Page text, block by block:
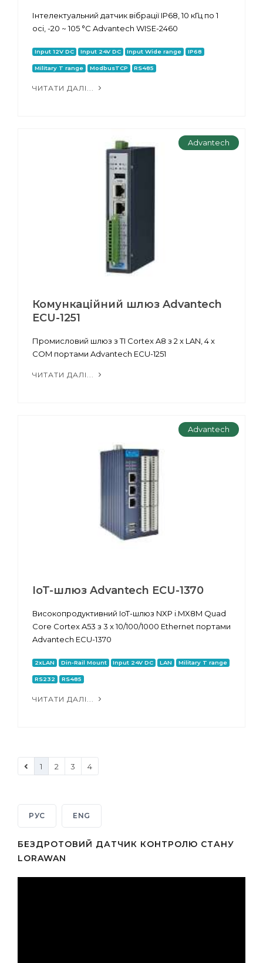
Інтелектуальний датчик вібрації IP68, 10 кГц по 1
осі, -20 ~ 105 °C Advantech WISE-2460
Input 12V DC Input 24V DC Input Wide range IP68
Military T range ModbusTCP RS485
ЧИТАТИ ДАЛІ...
Advantech
Комункаційний шлюз Advantech
ECU-1251
Промисловий шлюз з TI Cortex A8 з 2 x LAN, 4 x
COM портами Advantech ECU-1251
ЧИТАТИ ДАЛІ...
Advantech
IoT-шлюз Advantech ECU-1370
Високопродуктивний IoT-шлюз NXP i.MX8M Quad
Core Cortex A53 з 3 x 10/100/1000 Ethernet портами
Advantech ECU-1370
2xLAN Din-Rail Mount Input 24V DC LAN Military T range
RS232 RS485
ЧИТАТИ ДАЛІ...
1 2 3 4
РУС ENG
БЕЗДРОТОВИЙ ДАТЧИК КОНТРОЛЮ СТАНУ
LORAWAN